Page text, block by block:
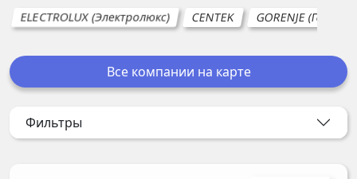
ELECTROLUX (Электролюкс) CENTEK GORENJE
Все компании на карте
Фильтры